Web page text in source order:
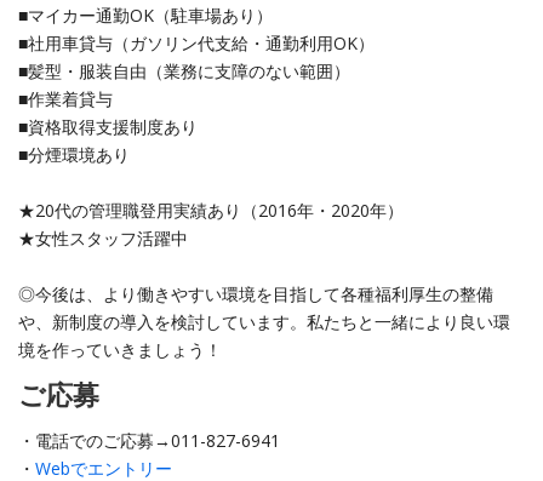
■マイカー通勤OK（駐車場あり）
■社用車貸与（ガソリン代支給・通勤利用OK）
■髪型・服装自由（業務に支障のない範囲）
■作業着貸与
■資格取得支援制度あり
■分煙環境あり
★20代の管理職登用実績あり（2016年・2020年）
★女性スタッフ活躍中
◎今後は、より働きやすい環境を目指して各種福利厚生の整備
や、新制度の導入を検討しています。私たちと一緒により良い環
境を作っていきましょう！
ご応募
・電話でのご応募→011-827-6941
・ Webでエントリー